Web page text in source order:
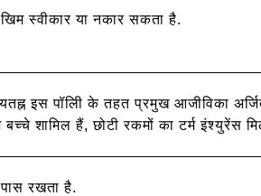
स्वीकार या नकार सकता है.
इस पॉलिी के तहत प्रमुख आजीविका
शामिल हैं, छोटी रकमों का टर्म इंश्युरेंस
रखता है.